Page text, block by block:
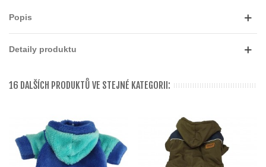
Popis
Detaily produktu
16 DALŠÍCH PRODUKTŮ VE STEJNÉ KATEGORII: